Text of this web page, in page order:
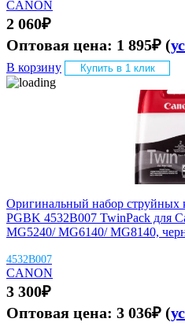
CANON
2 060₽
Оптовая цена: 1 895₽ (
В корзину Купить в 1 клик
Оригинальный набор струйных
PGBK 4532B007 TwinPack для
MG5240/ MG6140/ MG8140,
4532B007
CANON
3 300₽
Оптовая цена: 3 036₽ (